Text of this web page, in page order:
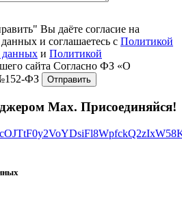
Вы даёте согласие на
и соглашаетесь с Политикой
данных и Политикой
сайта Согласно ФЗ «О
ФЗ
Max. Присоединяйся!